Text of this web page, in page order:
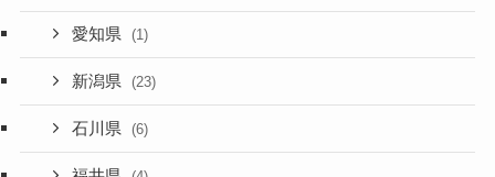
愛知県 (1)
新潟県 (23)
石川県 (6)